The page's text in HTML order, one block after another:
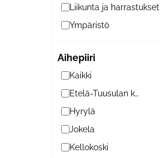
Liikunta ja harrastukset
Ympäristö
Aihepiiri
Kaikki
Etelä-Tuusulan kylät
Hyrylä
Jokela
Kellokoski